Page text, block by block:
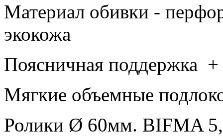
Материал обивки -
экокожа
Поясничная поддержка
Мягкие объемные
Ролики Ø 60мм. BIFMA